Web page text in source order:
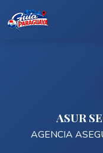
ASUR
AGENCIA